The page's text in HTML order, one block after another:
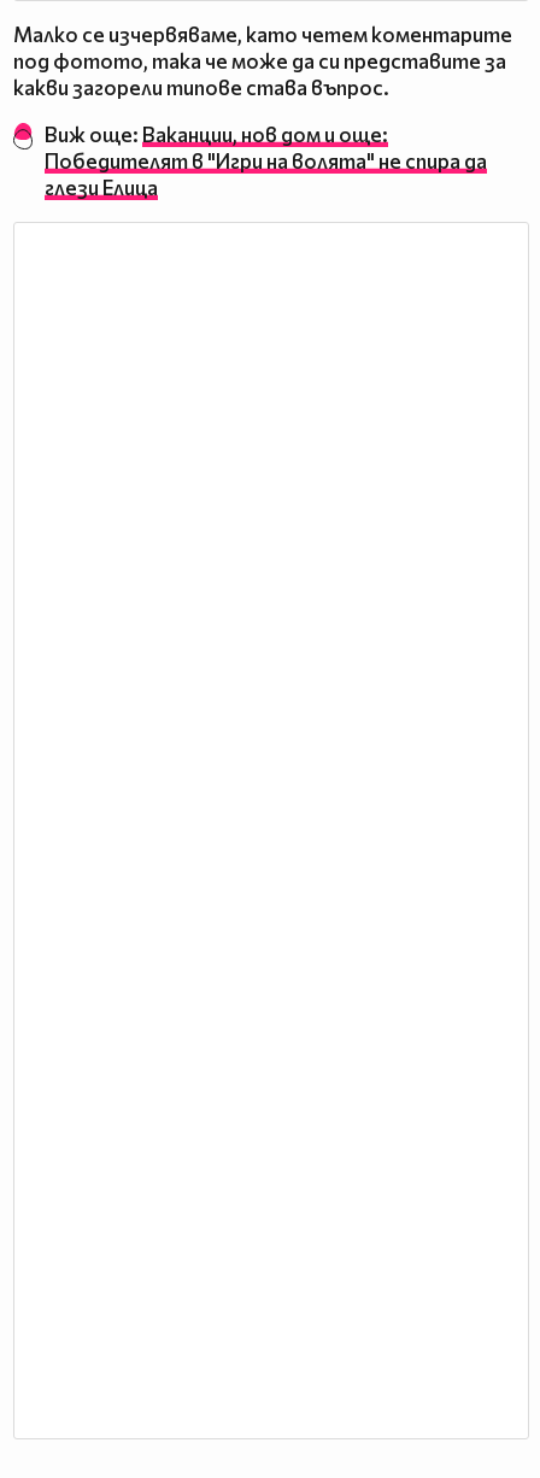
Малко се изчервяваме, като четем коментарите
под фотото, така че може да си представите за
какви загорели типове става въпрос.
Виж още: Ваканции, нов дом и още:
Победителят в "Игри на волята" не спира да
глези Елица